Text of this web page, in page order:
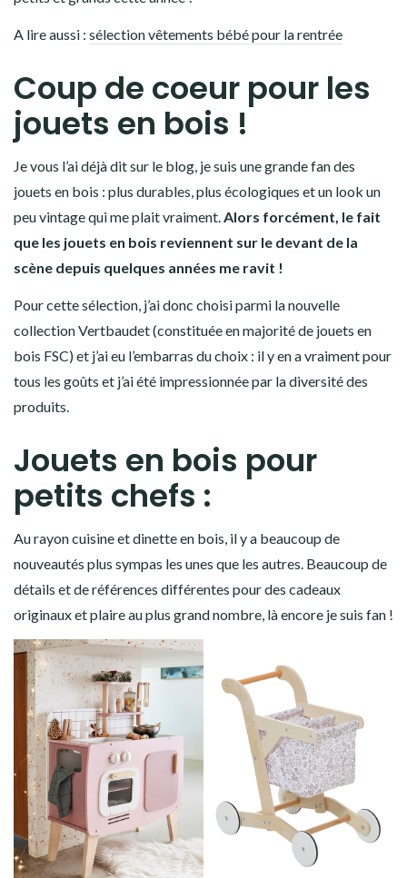
A lire aussi : sélection vêtements bébé pour la rentrée
Coup de coeur pour les
jouets en bois !
Je vous l’ai déjà dit sur le blog, je suis une grande fan des
jouets en bois : plus durables, plus écologiques et un look un
peu vintage qui me plait vraiment.Alors forcément, le fait
que les jouets en bois reviennent sur le devant de la
scène depuis quelques années me ravit !
Pour cette sélection, j’ai donc choisi parmi la nouvelle
collection Vertbaudet (constituée en majorité de jouets en
bois FSC) et j’ai eu l’embarras du choix : il y en a vraiment pour
tous les goûts et j’ai été impressionnée par la diversité des
produits.
Jouets en bois pour
petits chefs :
Au rayon cuisine et dinette en bois, il y a beaucoup de
nouveautés plus sympas les unes que les autres. Beaucoup de
détails et de références différentes pour des cadeaux
originaux et plaire au plus grand nombre, là encore je suis fan !